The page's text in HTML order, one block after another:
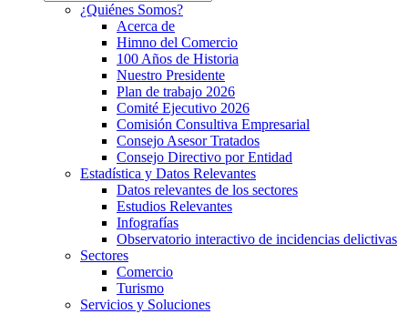
¿Quiénes Somos?
Acerca de
Himno del Comercio
100 Años de Historia
Nuestro Presidente
Plan de trabajo 2026
Comité Ejecutivo 2026
Comisión Consultiva Empresarial
Consejo Asesor Tratados
Consejo Directivo por Entidad
Estadística y Datos Relevantes
Datos relevantes de los sectores
Estudios Relevantes
Infografías
Observatorio interactivo de incidencias delictivas
Sectores
Comercio
Turismo
Servicios y Soluciones